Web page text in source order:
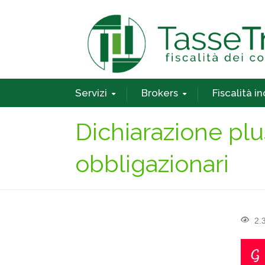
Servizi Brokers Fiscalità
Dichiarazione
obbligazionari